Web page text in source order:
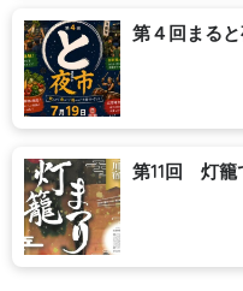
第４回まる
第11回 灯籠